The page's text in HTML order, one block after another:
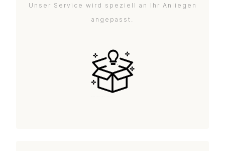
Unser Service wird speziell an Ihr Anliegen
angepasst.